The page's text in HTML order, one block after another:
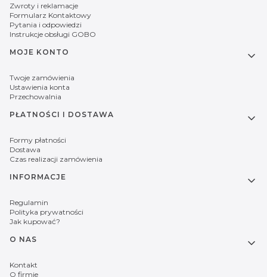
Zwroty i reklamacje
Formularz Kontaktowy
Pytania i odpowiedzi
Instrukcje obsługi GOBO
MOJE KONTO
Twoje zamówienia
Ustawienia konta
Przechowalnia
PŁATNOŚCI I DOSTAWA
Formy płatności
Dostawa
Czas realizacji zamówienia
INFORMACJE
Regulamin
Polityka prywatności
Jak kupować?
O NAS
Kontakt
O firmie